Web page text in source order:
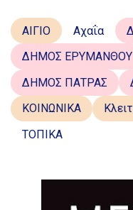
ΑΙΓΙΟ Αχαΐα
ΔΗΜΟΣ ΕΡΥΜΑΝΘΟΥ
ΔΗΜΟΣ ΠΑΤΡΑΣ
ΚΟΙΝΩΝΙΚΑ
ΤΟΠΙΚΑ